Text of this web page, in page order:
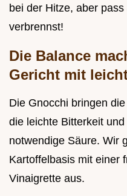
bei der Hitze, aber
verbrennst!
Die Balance
Gericht mit
Die Gnocchi bringen
die leichte Bitterkeit
notwendige Säure. Wir
Kartoffelbasis mit einer
Vinaigrette aus.